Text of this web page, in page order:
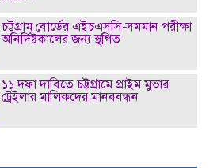
চট্টগ্রাম বোর্ডের এইচএসসি-সমমান পরীক্ষা
অনির্দিষ্টকালের জন্য স্থগিত
১১ দফা দাবিতে চট্টগ্রামে প্রাইম মুভার
ট্রেইলার মালিকদের মানববন্ধন